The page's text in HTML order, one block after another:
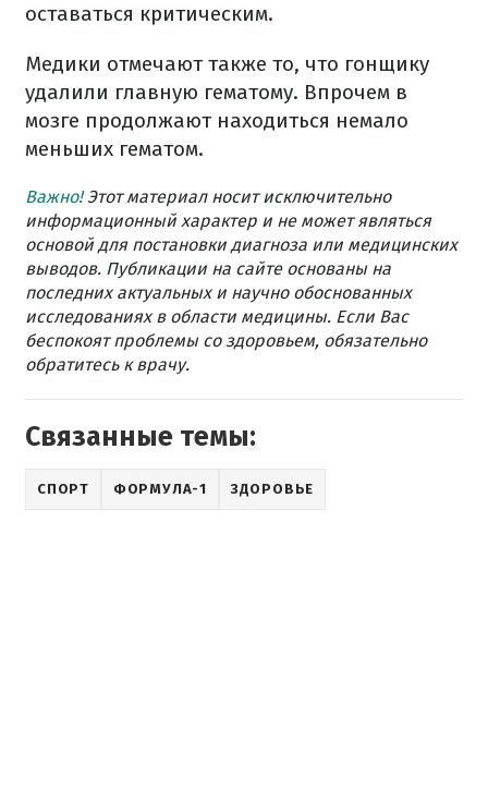
оставаться критическим.
Медики отмечают также то, что гонщику
удалили главную гематому. Впрочем в
мозге продолжают находиться немало
меньших гематом.
Важно!Этот материал носит исключительно
информационный характер и не может являться
основой для постановки диагноза или медицинских
выводов. Публикации на сайте основаны на
последних актуальных и научно обоснованных
исследованиях в области медицины. Если Вас
беспокоят проблемы со здоровьем, обязательно
обратитесь к врачу.
Связанные темы:
СПОРТ ФОРМУЛА-1 ЗДОРОВЬЕ